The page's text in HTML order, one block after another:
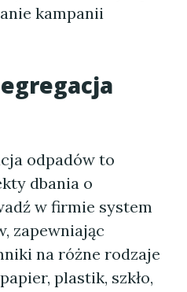
kampanii
odpadów to
dbania o
w firmie system
zapewniając
na różne rodzaje
plastik, szkło,